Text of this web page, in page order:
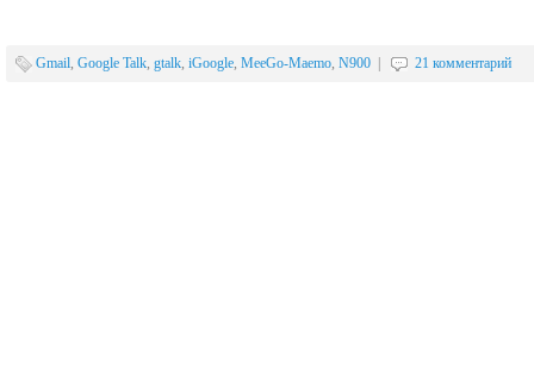
Gmail, Google Talk, gtalk, iGoogle, MeeGo-Maemo, N900 21 комментарий